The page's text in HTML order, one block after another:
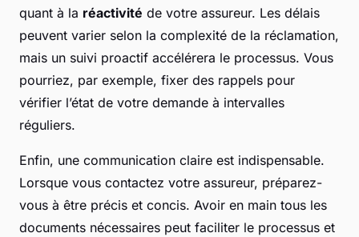
quant à la réactivité de votre assureur. Les délais
peuvent varier selon la complexité de la réclamation,
mais un suivi proactif accélérera le processus. Vous
pourriez, par exemple, fixer des rappels pour
vérifier l’état de votre demande à intervalles
réguliers.
Enfin, une communication claire est indispensable.
Lorsque vous contactez votre assureur, préparez-
vous à être précis et concis. Avoir en main tous les
documents nécessaires peut faciliter le processus et